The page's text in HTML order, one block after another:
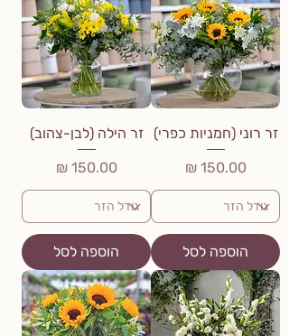
זר רוני (חמניות כפרי)
מחיר
הוספה לסל
זר הילה (לבן-צהוב)
מחיר
הוספה לסל